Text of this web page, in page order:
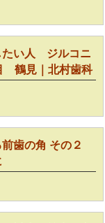
たい人 ジルコニ
鶴見｜北村歯科
前歯の角 その２